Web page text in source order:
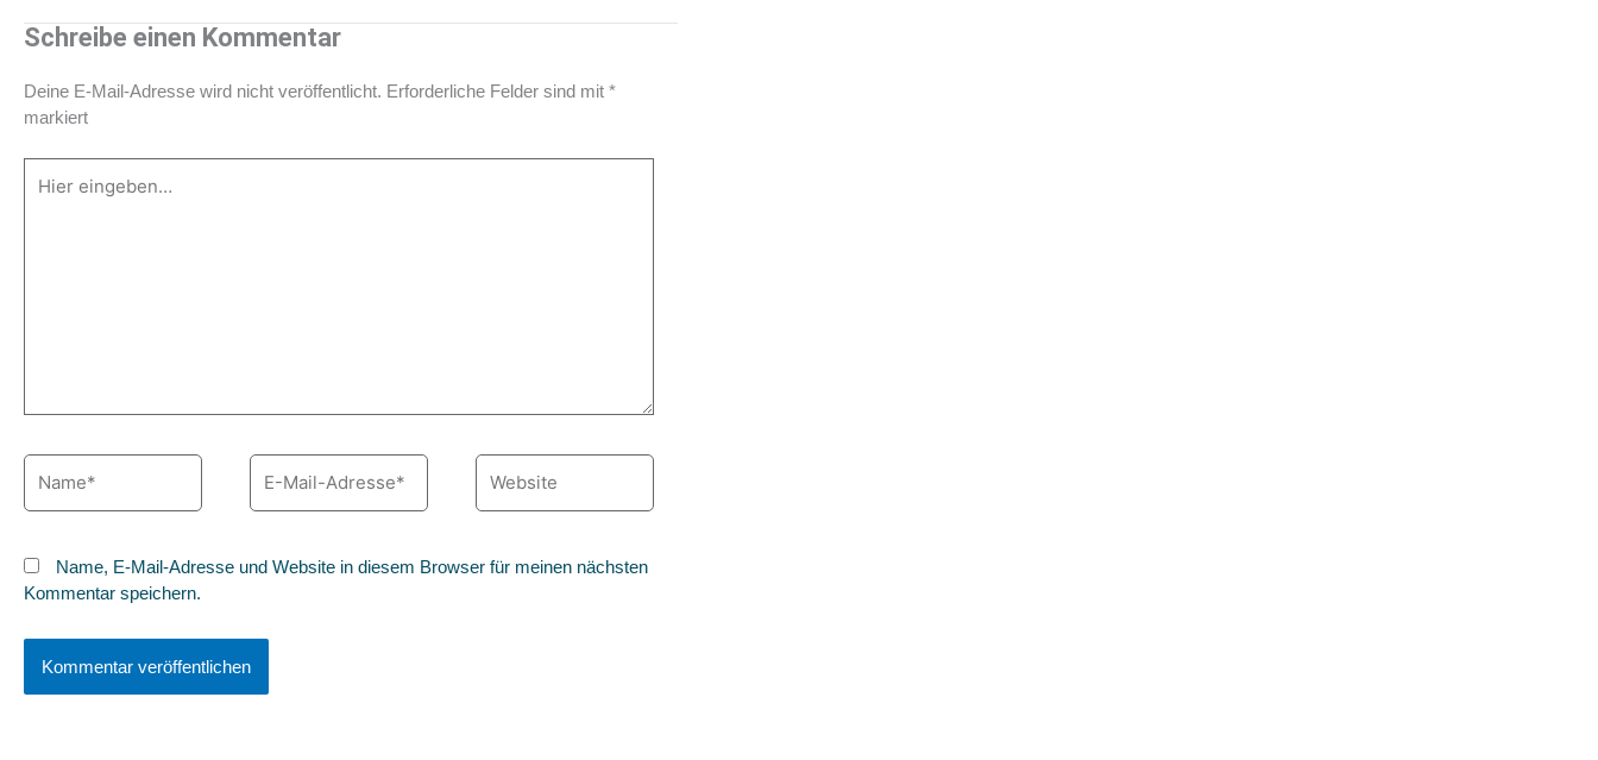
Schreibe einen Kommentar
Deine E-Mail-Adresse wird nicht veröffentlicht. Erforderliche Felder sind mit *
markiert
eingeben…
Name*
E-
Mail-
Adresse*
Website
Name, E-Mail-Adresse und Website in diesem Browser für meinen nächsten
Kommentar speichern.